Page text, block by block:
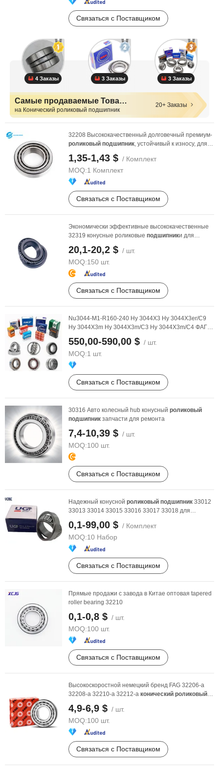
Связаться с Поставщиком
4 Заказы 3 Заказы 3 Заказы
Самые продаваемые Товары
на Конический роликовый подшипник
20+ Заказы
32208 Высококачественный долговечный премиум-
роликовый подшипник, устойчивый к износу, для
1,35-1,43 $ / Комплект
MOQ:1 Комплект
Связаться с Поставщиком
Экономически эффективные высококачественные
32319 конусные роликовые подшипники для
20,1-20,2 $ / шт.
MOQ:150 шт.
Связаться с Поставщиком
Nu3044-M1-R160-240 Ну 3044X3 Ну 3044X3er/C9
Ну 3044X3m Ну 3044X3m/C3 Ну 3044X3m/C4 ФАГ
550,00-590,00 $ / шт.
MOQ:1 шт.
Связаться с Поставщиком
30316 Авто колесный hub конусный роликовый
подшипник запчасти для ремонта
7,4-10,39 $ / шт.
MOQ:100 шт.
Связаться с Поставщиком
Надежный конусной роликовый подшипник 33012
33013 33014 33015 33016 33017 33018 для
тяжелых условий ...
0,1-99,00 $ / Комплект
MOQ:10 Набор
Связаться с Поставщиком
Прямые продажи с завода в Китае оптовая tapered
roller bearing 32210
0,1-0,8 $ / шт.
MOQ:100 шт.
Связаться с Поставщиком
Высокоскоростной немецкий бренд FAG 32206-a
32208-a 32210-a 32212-a конический роликовый
4,9-6,9 $ / шт.
MOQ:100 шт.
Связаться с Поставщиком